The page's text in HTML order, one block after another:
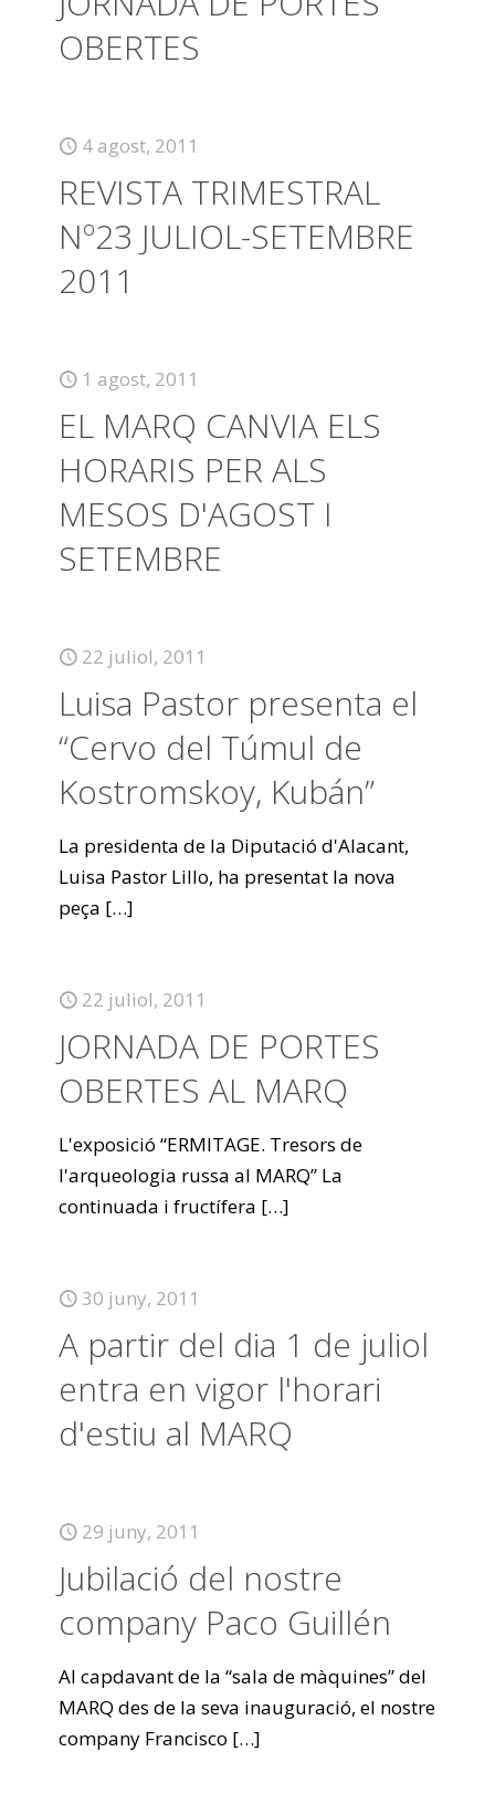
OBERTES
4 agost, 2011
REVISTA TRIMESTRAL
Nº23 JULIOL-SETEMBRE
2011
1 agost, 2011
EL MARQ CANVIA ELS
HORARIS PER ALS
MESOS D'AGOST I
SETEMBRE
22 juliol, 2011
Luisa Pastor presenta el
“Cervo del Túmul de
Kostromskoy, Kubán”
La presidenta de la Diputació d'Alacant,
Luisa Pastor Lillo, ha presentat la nova
peça […]
22 juliol, 2011
JORNADA DE PORTES
OBERTES AL MARQ
L'exposició “ERMITAGE. Tresors de
l'arqueologia russa al MARQ” La
continuada i fructífera […]
30 juny, 2011
A partir del dia 1 de juliol
entra en vigor l'horari
d'estiu al MARQ
29 juny, 2011
Jubilació del nostre
company Paco Guillén
Al capdavant de la “sala de màquines” del
MARQ des de la seva inauguració, el nostre
company Francisco […]